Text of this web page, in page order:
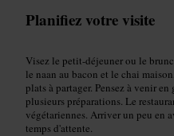
Planifiez votre visite
Visez le petit-déjeuner ou le
le naan au bacon et le chai
plats à partager. Pensez à venir
plusieurs préparations. Le
végétariennes. Arriver un peu en
temps d'attente.